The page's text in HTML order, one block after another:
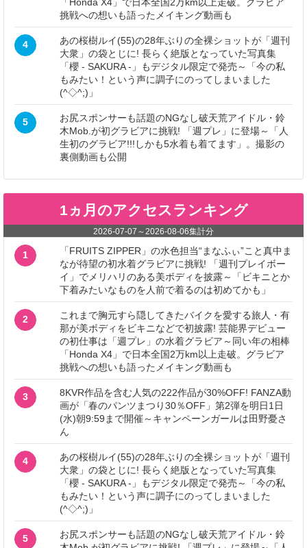
「Honda X4」で日本全国2万km以上走破。グラビア
挑戦への想いも語ったメイキング動画も
4
あの桜樹ルイ(55)の28年ぶりの全裸ショットが「週刊
大衆」の袋とじに! 長らく絶版となっていた写真集
「櫻 - SAKURA -」もデジタル限定で発売～「今の私
もみたい！という声に調子にのってしまいました
(^◇^;)」
5
お尻スポンサーも話題のNGなし破天荒アイドル・鈴
木Mob.が初グラビアに挑戦! 「週プレ」に登場～「人
生初のグラビア!!!しかも5水着も着てます」。撮影の
裏側動画も公開
1ヵ月のアクセスランキング
2026-07-07 ～2026-08-06集計分
1
「FRUITS ZIPPER」の水色担当“まなふぃ”こと真中ま
なが待望の初水着グラビアに挑戦! 「週刊プレイボー
イ」でメリハリのある美ボディを披露～「ビキニとか
下着みたいなものを人前で着るのは初めてかも」
2
これまで胸元すら隠してきたバイクを愛する旅人・有
那が美ボディをビキニなどで初披露! 芸能界デビュー
の初仕事は「週プレ」の水着グラビア～同い年の相棒
「Honda X4」で日本全国2万km以上走破。グラビア
挑戦への想いも語ったメイキング動画も
3
8KVR作品を含む人気の222作品が30%OFF! FANZA動
画が「春のパンツまつり30％OFF」第2弾を明日1日
(水)朝9:59まで開催～キャンペーンガールは田野憂さ
ん
4
あの桜樹ルイ(55)の28年ぶりの全裸ショットが「週刊
大衆」の袋とじに! 長らく絶版となっていた写真集
「櫻 - SAKURA -」もデジタル限定で発売～「今の私
もみたい！という声に調子にのってしまいました
(^◇^;)」
5
お尻スポンサーも話題のNGなし破天荒アイドル・鈴